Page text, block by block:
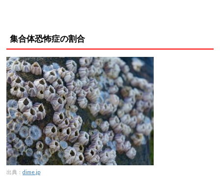
集合体恐怖症の割合
出典： dime.jp